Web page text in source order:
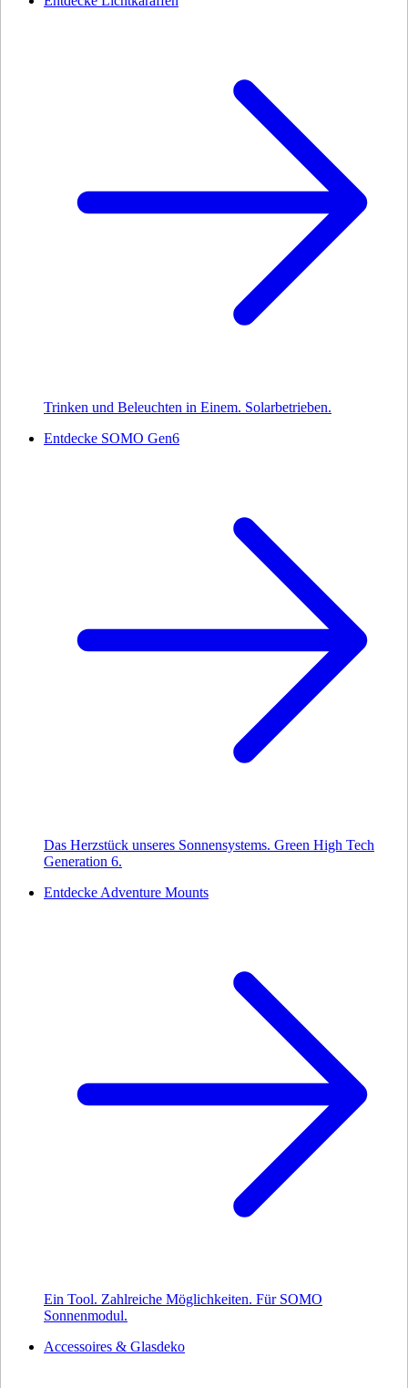
Trinken und Beleuchten in Einem. Solarbetrieben.
Entdecke SOMO Gen6
Das Herzstück unseres Sonnensystems. Green High Tech
Generation 6.
Entdecke Adventure Mounts
Ein Tool. Zahlreiche Möglichkeiten. Für SOMO
Sonnenmodul.
Accessoires & Glasdeko